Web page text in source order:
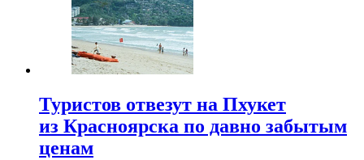
Туристов отвезут на Пхукет
из Красноярска по давно забытым
ценам